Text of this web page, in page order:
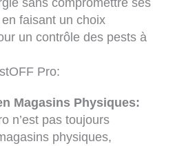
faisant un choix
un contrôle des pests à
Pro:
Magasins Physiques:
n’est pas toujours
physiques,